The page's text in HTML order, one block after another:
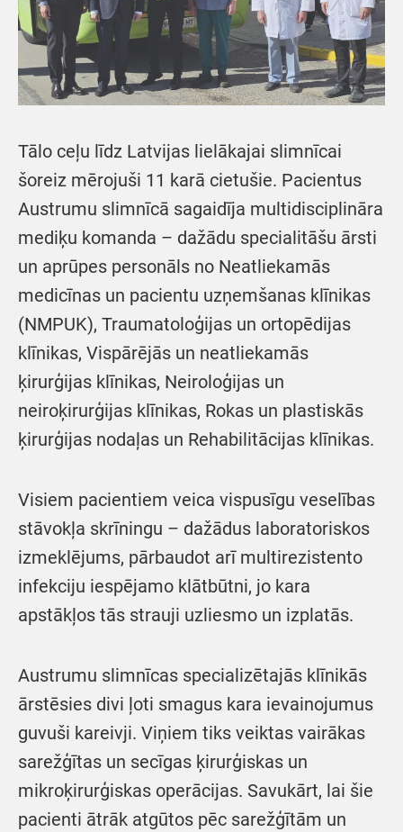
Tālo ceļu līdz Latvijas lielākajai slimnīcai
šoreiz mērojuši 11 karā cietušie. Pacientus
Austrumu slimnīcā sagaidīja multidisciplināra
mediķu komanda – dažādu specialitāšu ārsti
un aprūpes personāls no Neatliekamās
medicīnas un pacientu uzņemšanas klīnikas
(NMPUK), Traumatoloģijas un ortopēdijas
klīnikas, Vispārējās un neatliekamās
ķirurģijas klīnikas, Neiroloģijas un
neiroķirurģijas klīnikas, Rokas un plastiskās
ķirurģijas nodaļas un Rehabilitācijas klīnikas.
Visiem pacientiem veica vispusīgu veselības
stāvokļa skrīningu – dažādus laboratoriskos
izmeklējums, pārbaudot arī multirezistento
infekciju iespējamo klātbūtni, jo kara
apstākļos tās strauji uzliesmo un izplatās.
Austrumu slimnīcas specializētajās klīnikās
ārstēsies divi ļoti smagus kara ievainojumus
guvuši kareivji. Viņiem tiks veiktas vairākas
sarežģītas un secīgas ķirurģiskas un
mikroķirurģiskas operācijas. Savukārt, lai šie
pacienti ātrāk atgūtos pēc sarežģītām un